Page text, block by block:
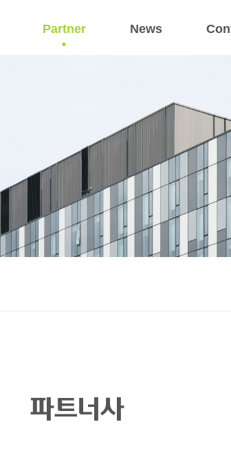
Partner News
파트너사